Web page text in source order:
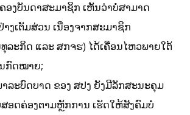
ອງບັນດາສະມາຊິກ ເຫັນວ່າບໍ່ສາມາດ
ງເຕັມສ່ວນ ເນື່ອງຈາກສະມາຊິກ
ລະກິດ ແລະ ສກຈຮ) ໄດ້ເຄື່ອນໄຫວພາຍໃຕ້
ກົດໝາຍ;
າລະບົດບາດ ຂອງ ສປງ ຍັງມີລັກສະນະຄຸມ
ສອດຄ່ອງຕາມຫຼັກການ ເຮັດໃຫ້ສັງຄົມບໍ່